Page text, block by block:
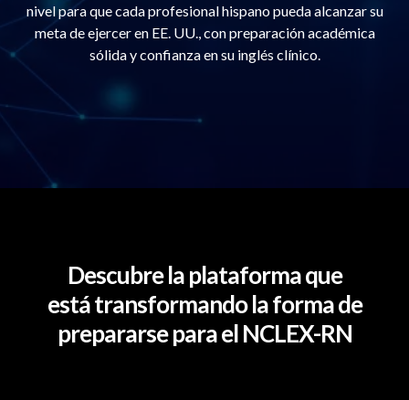
nivel para que cada profesional hispano pueda alcanzar su
meta de ejercer en EE. UU., con preparación académica
sólida y confianza en su inglés clínico.
Descubre la plataforma que
está transformando la forma de
prepararse para el NCLEX-RN